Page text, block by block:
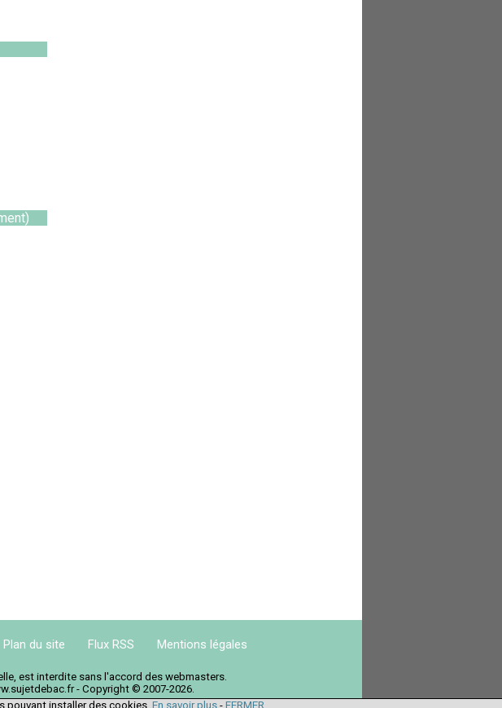
Plan du site Flux RSS Mentions légales
est interdite sans l'accord des webmasters.
- Copyright © 2007-2026.
pouvant installer des cookies. En savoir plus- FERMER